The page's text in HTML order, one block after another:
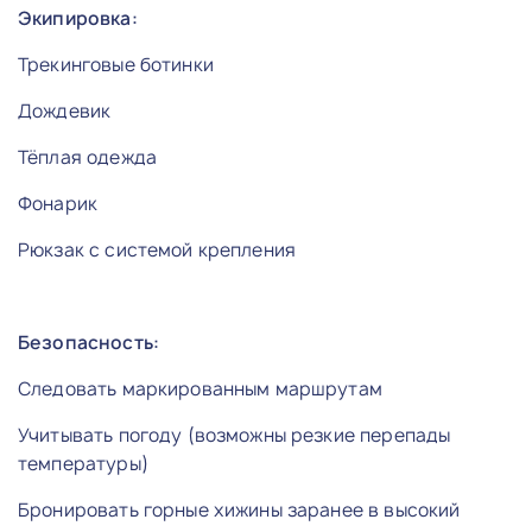
Экипировка:
Трекинговые ботинки
Дождевик
Тёплая одежда
Фонарик
Рюкзак с системой крепления
Безопасность:
Следовать маркированным маршрутам
Учитывать погоду (возможны резкие перепады
температуры)
Бронировать горные хижины заранее в высокий